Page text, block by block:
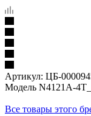
Артикул: ЦБ-
Модель N4121A-
Все товары этого